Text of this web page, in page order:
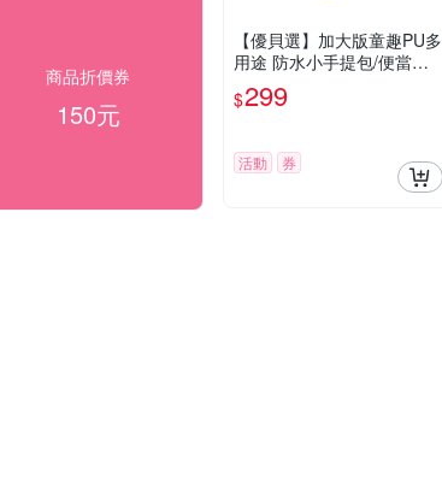
商品折價券
150元
【優貝選】加大版童趣PU多
用途 防水小手提包/便當袋/
午餐提包
$299
活動 券